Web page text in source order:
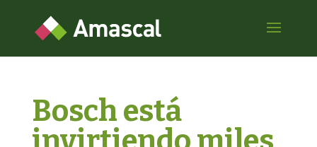
Bosch está